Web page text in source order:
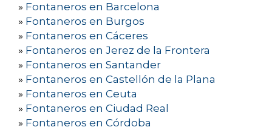
» Fontaneros en Barcelona
» Fontaneros en Burgos
» Fontaneros en Cáceres
» Fontaneros en Jerez de la Frontera
» Fontaneros en Santander
» Fontaneros en Castellón de la Plana
» Fontaneros en Ceuta
» Fontaneros en Ciudad Real
» Fontaneros en Córdoba